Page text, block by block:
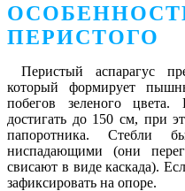
ПЕРИСТОГО
Перистый аспарагус
который формирует
побегов зеленого
достигать до 150 см, при
папоротника. Стебли
ниспадающими (они
свисают в виде каскада).
зафиксировать на опоре.